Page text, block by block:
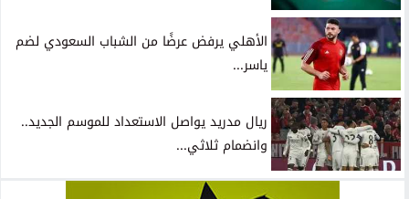
الأهلي يرفض عرضًا من الشباب السعودي لضم
ياسر...
ريال مدريد يواصل الاستعداد للموسم الجديد..
وانضمام ثلاثي...